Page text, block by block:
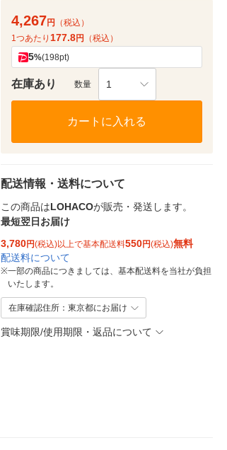
4,267円
（税込）
1つあたり 177.8円 （税込）
5%(198pt)
在庫あり 数量 1
カートに入れる
配送情報・送料について
この商品はLOHACOが販売・発送します。
最短翌日お届け
3,780円(税込)以上で基本配送料550円(税込)無料
配送料について
※一部の商品につきましては、基本配送料を当社が負担
いたします。
在庫確認住所：東京都にお届け
賞味期限/使用期限・返品について